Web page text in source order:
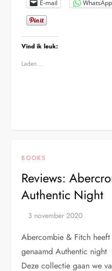
E-mail WhatsApp
Vind ik leuk:
Laden...
BOOKS
Reviews:
Authentic Night
Abercombie & Fitch
genaamd Authentic night
Deze collectie gaan we